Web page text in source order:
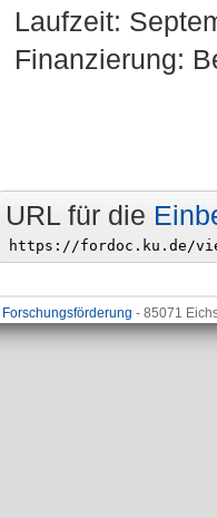
Laufzeit:
Finanzierung:
URL für die
- 85071